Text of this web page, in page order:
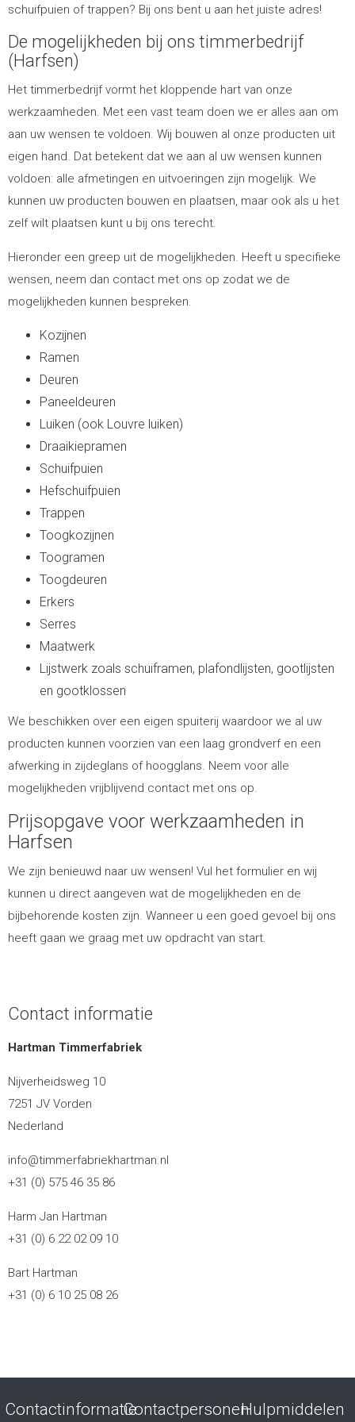
schuifpuien of trappen? Bij ons bent u aan het juiste adres!
De mogelijkheden bij ons timmerbedrijf
(Harfsen)
Het timmerbedrijf vormt het kloppende hart van onze
werkzaamheden. Met een vast team doen we er alles aan om
aan uw wensen te voldoen. Wij bouwen al onze producten uit
eigen hand. Dat betekent dat we aan al uw wensen kunnen
voldoen: alle afmetingen en uitvoeringen zijn mogelijk. We
kunnen uw producten bouwen en plaatsen, maar ook als u het
zelf wilt plaatsen kunt u bij ons terecht.
Hieronder een greep uit de mogelijkheden. Heeft u specifieke
wensen, neem dan contact met ons op zodat we de
mogelijkheden kunnen bespreken.
Kozijnen
Ramen
Deuren
Paneeldeuren
Luiken (ook Louvre luiken)
Draaikiepramen
Schuifpuien
Hefschuifpuien
Trappen
Toogkozijnen
Toogramen
Toogdeuren
Erkers
Serres
Maatwerk
Lijstwerk zoals schuiframen, plafondlijsten, gootlijsten
en gootklossen
We beschikken over een eigen spuiterij waardoor we al uw
producten kunnen voorzien van een laag grondverf en een
afwerking in zijdeglans of hoogglans. Neem voor alle
mogelijkheden vrijblijvend contact met ons op.
Prijsopgave voor werkzaamheden in
Harfsen
We zijn benieuwd naar uw wensen! Vul het formulier en wij
kunnen u direct aangeven wat de mogelijkheden en de
bijbehorende kosten zijn. Wanneer u een goed gevoel bij ons
heeft gaan we graag met uw opdracht van start.
Contact informatie
Hartman Timmerfabriek
Nijverheidsweg 10
7251 JV Vorden
Nederland
info@timmerfabriekhartman.nl
+31 (0) 575 46 35 86
Harm Jan Hartman
+31 (0) 6 22 02 09 10
Bart Hartman
+31 (0) 6 10 25 08 26
ContactinformatieContactpersonenHulpmiddelen